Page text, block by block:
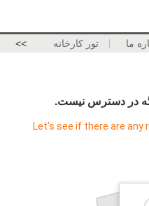
ما تور کارخانه >>
در دسترس نيست.
Let's see if there are